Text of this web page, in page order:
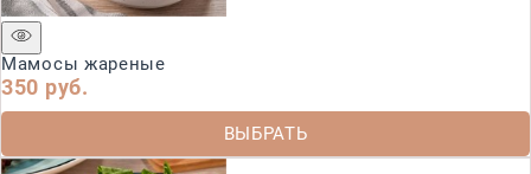
Мамосы жареные
350 руб.
ВЫБРАТЬ